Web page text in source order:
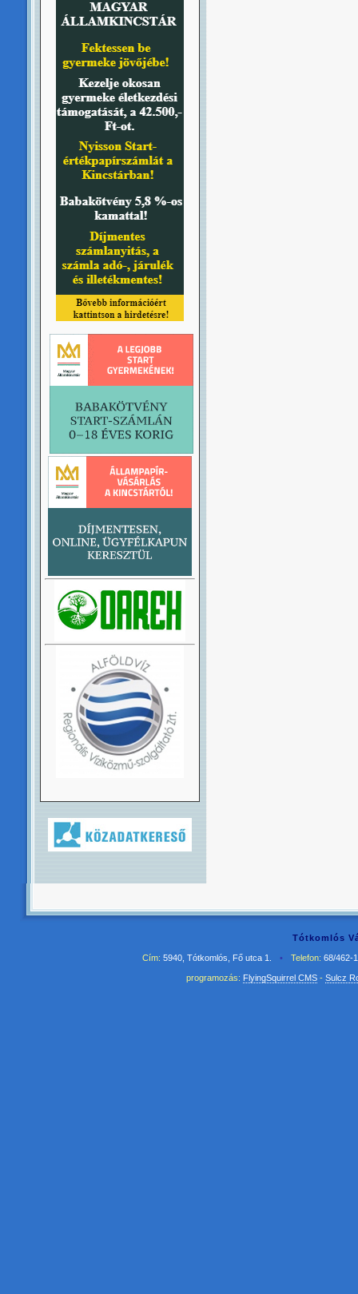
Tótkomlós
Cím: 5940, Tótkomlós, Fő utca 1. • Telefon: 68/462-
programozás: FlyingSquirrel CMS- Sulcz